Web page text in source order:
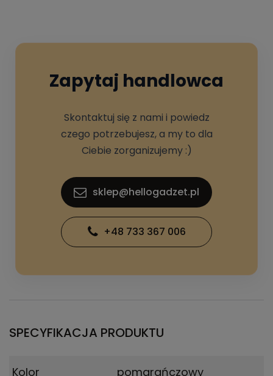
Zapytaj handlowca
Skontaktuj się z nami i powiedz
czego potrzebujesz, a my to dla
Ciebie zorganizujemy :)
sklep@hellogadzet.pl
+48 733 367 006
SPECYFIKACJA PRODUKTU
Kolor pomarańczowy